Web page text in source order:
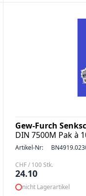
Gew-Furch
DIN 7500M Pak à
Artikel-Nr:
CHF / 100 Stk.
24.10
nicht Lagerartikel